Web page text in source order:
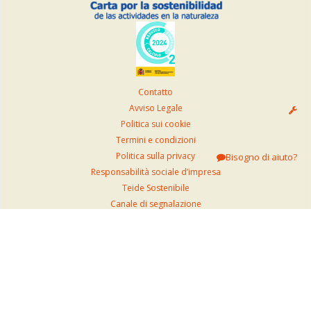
Contatto
Avviso Legale
Politica sui cookie
Termini e condizioni
Politica sulla privacy
Responsabilità sociale d’impresa
Teide Sostenibile
Canale di segnalazione
Bisogno di aiuto?